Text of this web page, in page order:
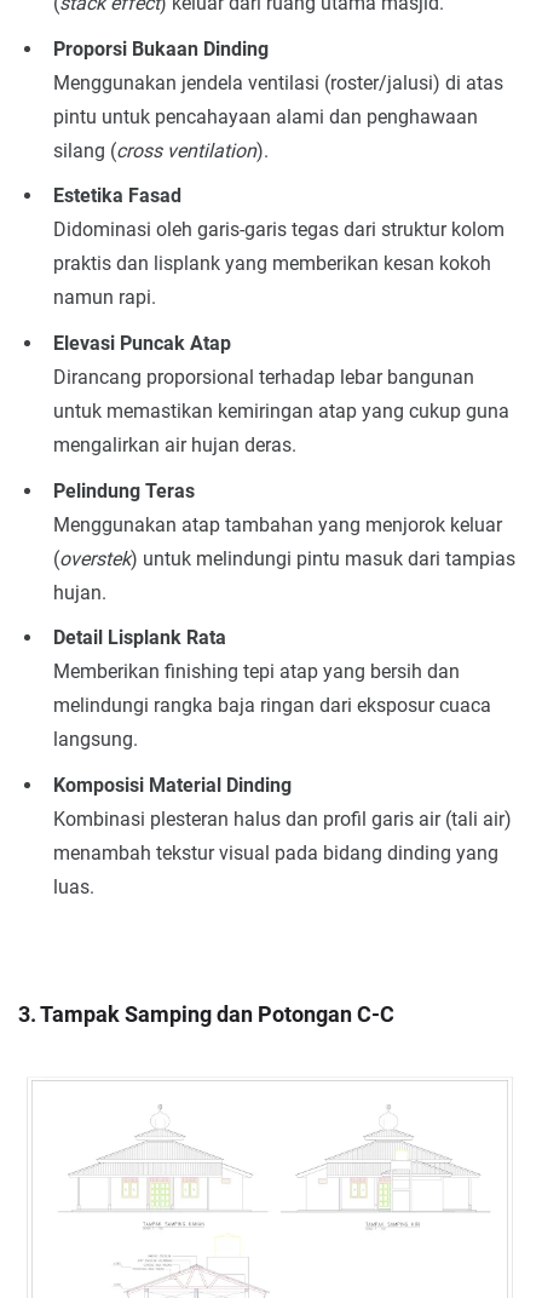
Proporsi Bukaan Dinding
Menggunakan jendela ventilasi (roster/jalusi) di atas
pintu untuk pencahayaan alami dan penghawaan
silang (cross ventilation).
Estetika Fasad
Didominasi oleh garis-garis tegas dari struktur kolom
praktis dan lisplank yang memberikan kesan kokoh
namun rapi.
Elevasi Puncak Atap
Dirancang proporsional terhadap lebar bangunan
untuk memastikan kemiringan atap yang cukup guna
mengalirkan air hujan deras.
Pelindung Teras
Menggunakan atap tambahan yang menjorok keluar
(overstek) untuk melindungi pintu masuk dari tampias
hujan.
Detail Lisplank Rata
Memberikan finishing tepi atap yang bersih dan
melindungi rangka baja ringan dari eksposur cuaca
langsung.
Komposisi Material Dinding
Kombinasi plesteran halus dan profil garis air (tali air)
menambah tekstur visual pada bidang dinding yang
luas.
3. Tampak Samping dan Potongan C-C